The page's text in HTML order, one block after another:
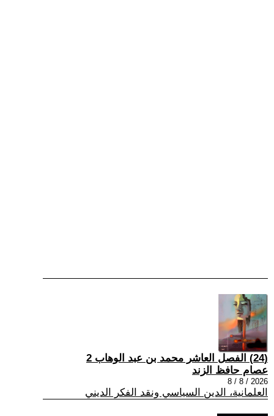
(24) الفصل العاشر محمد بن عبد الوهاب 2
عصام حافظ الزند
2026 / 8 / 8
العلمانية، الدين السياسي ونقد الفكر الديني